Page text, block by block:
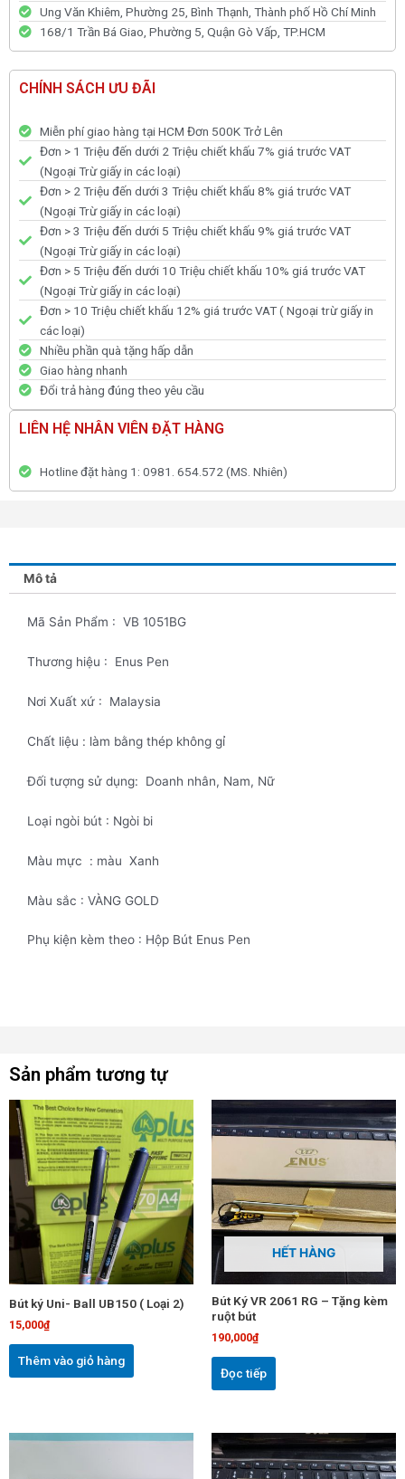
Ung Văn Khiêm, Phường 25, Bình Thạnh, Thành phố Hồ Chí Minh
168/1 Trần Bá Giao, Phường 5, Quận Gò Vấp, TP.HCM
CHÍNH SÁCH ƯU ĐÃI
Miễn phí giao hàng tại HCM Đơn 500K Trở Lên
Đơn > 1 Triệu đến dưới 2 Triệu chiết khấu 7% giá trước VAT
(Ngoại Trừ giấy in các loại)
Đơn > 2 Triệu đến dưới 3 Triệu chiết khấu 8% giá trước VAT
(Ngoại Trừ giấy in các loại)
Đơn > 3 Triệu đến dưới 5 Triệu chiết khấu 9% giá trước VAT
(Ngoại Trừ giấy in các loại)
Đơn > 5 Triệu đến dưới 10 Triệu chiết khấu 10% giá trước VAT
(Ngoại Trừ giấy in các loại)
Đơn > 10 Triệu chiết khấu 12% giá trước VAT ( Ngoại trừ giấy in
các loại)
Nhiều phần quà tặng hấp dẫn
Giao hàng nhanh
Đổi trả hàng đúng theo yêu cầu
LIÊN HỆ NHÂN VIÊN ĐẶT HÀNG
Hotline đặt hàng 1: 0981. 654.572 (MS. Nhiên)
Mô tả
Mã Sản Phẩm : VB 1051BG
Thương hiệu : Enus Pen
Nơi Xuất xứ : Malaysia
Chất liệu : làm bằng thép không gỉ
Đối tượng sử dụng: Doanh nhân, Nam, Nữ
Loại ngòi bút : Ngòi bi
Màu mực : màu Xanh
Màu sắc : VÀNG GOLD
Phụ kiện kèm theo : Hộp Bút Enus Pen
Sản phẩm tương tự
Bút ký Uni- Ball UB150 ( Loại 2)
15,000₫
Thêm vào giỏ hàng
HẾT HÀNG
Bút Ký VR 2061 RG – Tặng kèm
ruột bút
190,000₫
Đọc tiếp